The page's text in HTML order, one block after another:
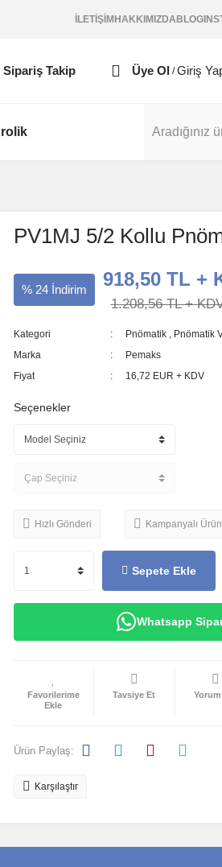
İLETİŞİM HAKKIMIZDA BLOG
Sipariş Takip Üye Ol / Giriş
PV1MJ 5/2 Kollu
% 24 İndirim 918,50 TL +
1.208,56 TL +
Kategori Pnömatik , Pnömatik
Marka
Pemaks
Fiyat
16,72 EUR + KDV
Seçenekler
Hızlı Gönderi Kampanyalı Ürün
Sepete Ekle
Whatsapp
Tavsiye Et Yorum
Ürün Paylaş:
Karşılaştır